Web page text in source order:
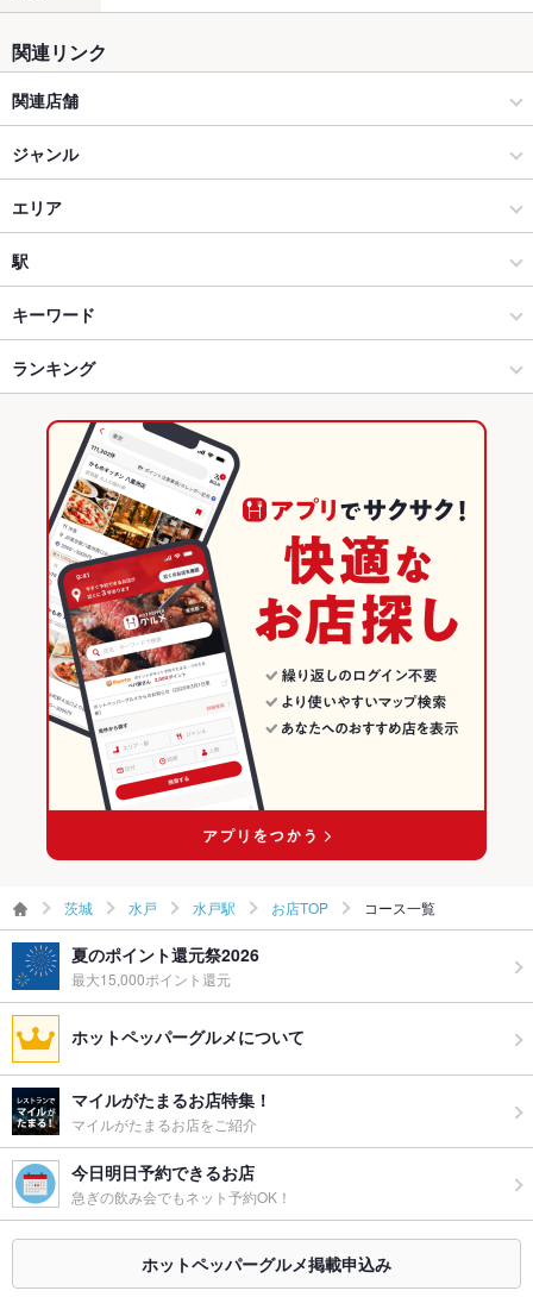
関連リンク
関連店舗
くいもの屋 わん
くいもの屋わん 藤沢プライムビル店
個室居酒屋 くいもの屋わん 桜木町店
個室居酒屋 くいもの屋わん 綱島店
くいもの屋わん 大和店
個室居酒屋 くいもの屋わん 茅ヶ崎店
くいもの屋わん 湘南台店
個室居酒屋 くいもの屋わん 蒲田店
くいもの屋わん 大宮南銀通り店
くいもの屋わん 本厚木店
くいもの屋わん 川崎西口店
その他の関連店舗
ジャンル
居酒屋
和風
水戸 × 居酒屋
水戸 × 和風
水戸駅 × 居酒屋
水戸駅 × 和風
創作料理
洋・和洋・各国料理・その他
水戸 × 創作料理
水戸 × 洋・和洋・各国料理・その他
水戸駅 × 創作料理
水戸駅 × 洋・和洋・各国料理・その他
エリア
水戸駅
水戸駅 × 居酒屋
水戸駅 × 和風
水戸駅 × 創作料理
水戸駅 × 洋・和洋・各国料理・その他
茨城 × 居酒屋
茨城 × 和風
茨城 × 創作料理
茨城 × 洋・和洋・各国料理・その他
駅
水戸駅
キーワード
からあげ
ちらし寿司 うどん うなぎ
地鶏 ステーキ ピザ
フレンチトースト チーズケーキ 馬肉 焼きうどん
ランキング
茨城のグルメランキング
茨城の居酒屋ランキング
水戸のグルメランキング
水戸の居酒屋ランキング
水戸駅のグルメランキング
水戸駅の居酒屋ランキング
茨城 水戸 水戸駅 お店TOP コース一覧
夏のポイント還元祭2026
最大15,000ポイント還元
ホットペッパーグルメについて
マイルがたまるお店特集！
マイルがたまるお店をご紹介
今日明日予約できるお店
急ぎの飲み会でもネット予約OK！
ホットペッパーグルメ掲載申込み